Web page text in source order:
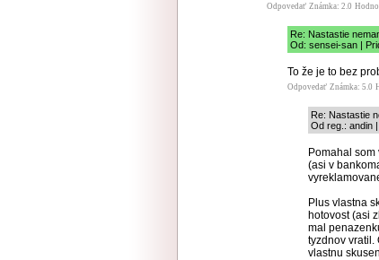
Odpovedať Známka: 2.0
Re: Nastastie
Od: sensei-san |
To že je to bez
Odpovedať Známka: 5.0
Re: Nastastie
Od reg.: andin
Pomahal
(asi v
Plus vlastna
hotovost (asi
mal
tyzdnov vratil.
vlastnu